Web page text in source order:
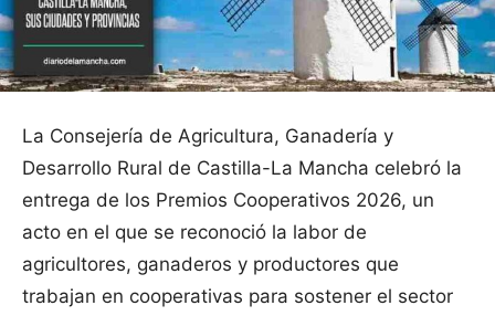
La Consejería de Agricultura, Ganadería y
Desarrollo Rural de Castilla-La Mancha celebró la
entrega de los Premios Cooperativos 2026, un
acto en el que se reconoció la labor de
agricultores, ganaderos y productores que
trabajan en cooperativas para sostener el sector